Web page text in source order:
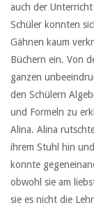
auch der
Schüler konnten
Gähnen kaum
Büchern ein. Von
ganzen
den Schülern
und Formeln zu
Alina. Alina
ihrem Stuhl hin
konnte
obwohl sie am
sie es nicht die